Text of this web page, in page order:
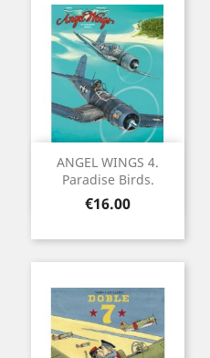
ANGEL WINGS 4.
Paradise Birds.
Price
€16.00